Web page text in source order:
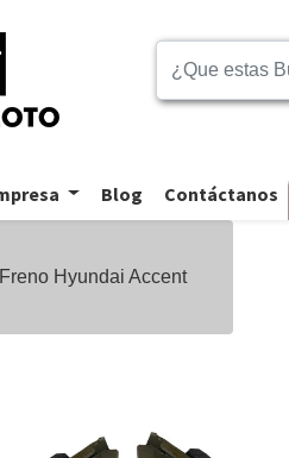
Blog Contáctanos
Hyundai Accent